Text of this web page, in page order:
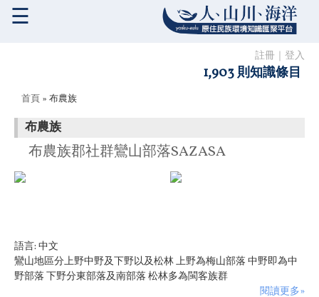
註冊 登入
1,903 則知識條目
☰
您在這裡
首頁 » 布農族
布農族
布農族郡社群鸞山部落SAZASA
語言: 中文
鸞山地區分上野中野及下野以及松林 上野為梅山部落 中野即為中
野部落 下野分東部落及南部落 松林多為閩客族群
閱讀更多»